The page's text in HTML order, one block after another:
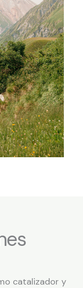
catalizador y